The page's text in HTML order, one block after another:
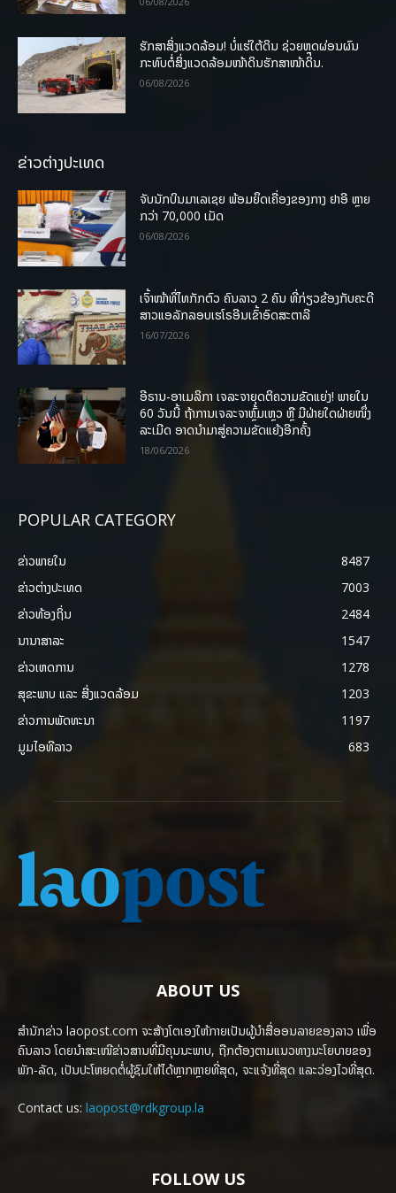
ຮັກສາສິ່ງແວດລ້ອມ! ບໍ່ແຮ່ໃຕ້ດິນ ຊ່ວຍຫຼຸດຜ່ອນຜົນ
ກະທົບຕໍ່ສິ່ງແວດລ້ອມໜ້າດິນຮັກສາໜ້າດິນ.
06/08/2026
ຂ່າວຕ່າງປະເທດ
ຈັບນັກບິນມາເລເຊຍ ພ້ອມຍຶດເຄື່ອງຂອງກາງ ຢາອີ ຫຼາຍ
ກວ່າ 70,000 ເມັດ
06/08/2026
ເຈົ້າໜ້າທີ່ໄທກັກຕົວ ຄົນລາວ 2 ຄົນ ທີ່ກ່ຽວຂ້ອງກັບຄະດີ
ສາວແອລັກລອບເຮໂຣອີນເຂົ້າອົດສະຕາລີ
16/07/2026
ອີຣານ-ອາເມລິກາ ເຈລະຈາຍຸດຕິຄວາມຂັດແຍ່ງ! ພາຍໃນ
60 ວັນນີ້ ຖ້າການເຈລະຈາຫຼົ້ມເຫຼວ ຫຼື ມີຝ່າຍໃດຝ່າຍໜຶ່ງ
ລະເມີດ ອາດນໍາມາສູ່ຄວາມຂັດແຍ້ງອີກຄັ້ງ
18/06/2026
POPULAR CATEGORY
ຂ່າວພາຍ​ໃນ
8487
ຂ່າວຕ່າງປະເທດ
7003
ຂ່າວທ້ອງຖິ່ນ
2484
ນານາສາລະ
1547
ຂ່າວເຫດການ
1278
ສຸຂະພາບ ແລະ ສີ່ງແວດລ້ອມ
1203
ຂ່າວການພັດທະນາ
1197
ມູມໄອທີລາວ
683
ABOUT US
ສຳນັກຂ່າວ laopost.com ຈະສ້າງໂຕເອງໃຫ້ກາຍເປັນຜູ້ນຳສື່ອອນລາຍຂອງລາວ ເພື່ອ
ຄົນລາວ ໂດຍນຳສະເໜີຂ່າວສານທີ່ມີຄຸນນະພາບ, ຖືກຕ້ອງຕາມແນວທາງນະໂຍບາຍຂອງ
ພັກ-ລັດ, ເປັນປະໂຫຍດຕໍ່ຜູ້ຊົມໃຫ້ໄດ້ຫຼາກຫຼາຍທີ່ສຸດ, ຈະແຈ້ງທີ່ສຸດ ແລະວ່ອງໄວທີ່ສຸດ.
Contact us: laopost@rdkgroup.la
FOLLOW US